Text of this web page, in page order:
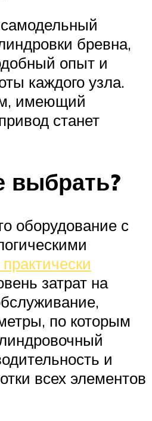
бревна,
опыт и
каждого узла.
имеющий
станет
выбрать?
оборудование с
затрат на
по которым
и
всех элементов